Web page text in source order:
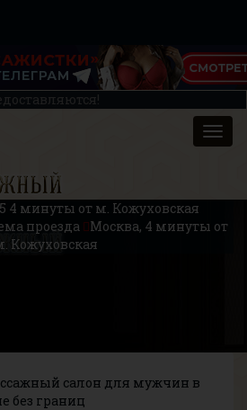
4 минуты от м. Кожуховская
проезда
Москва, 4 минуты от
Кожуховская
салон для мужчин в
без границ